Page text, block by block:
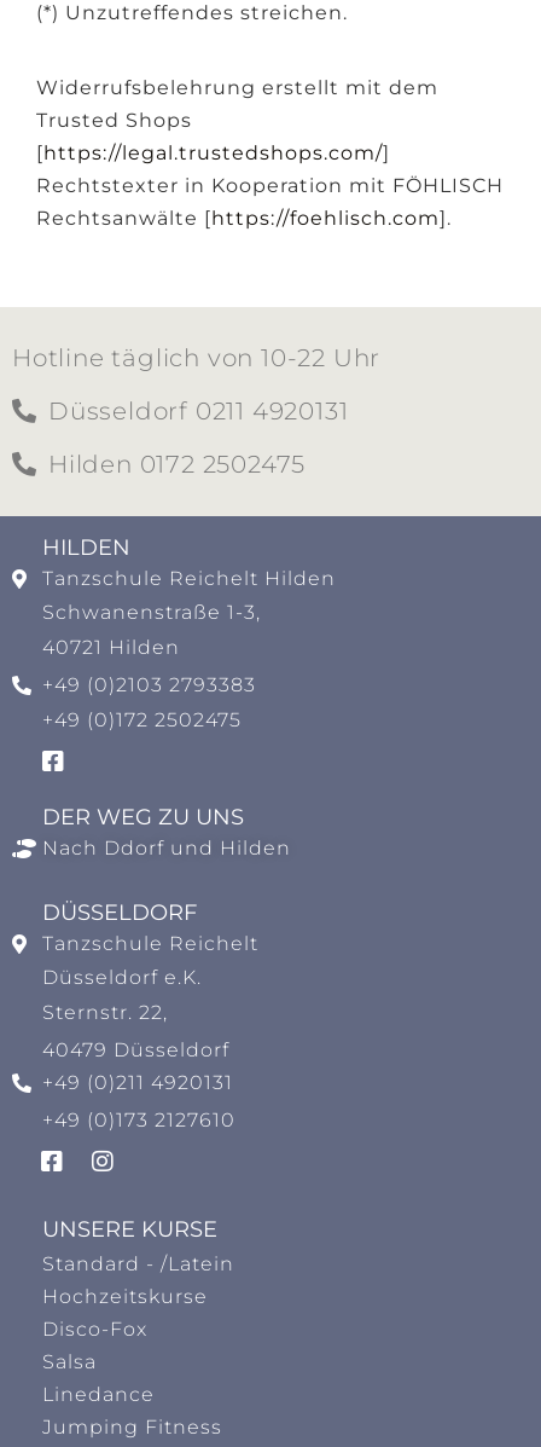
(*) Unzutreffendes streichen.
Widerrufsbelehrung erstellt mit dem
Trusted Shops
[https://legal.trustedshops.com/]
Rechtstexter in Kooperation mit FÖHLISCH
Rechtsanwälte [https://foehlisch.com].
Hotline täglich von 10-22 Uhr
Düsseldorf 0211 4920131
Hilden 0172 2502475
HILDEN​
Tanzschule Reichelt Hilden
Schwanenstraße 1-3,
40721 Hilden
+49 (0)2103 2793383
+49 (0)172 2502475
DER WEG ZU UNS
Nach Ddorf und Hilden
DÜSSELDORF
Tanzschule Reichelt
Düsseldorf e.K.
Sternstr. 22,
40479 Düsseldorf
+49 (0)211 4920131
+49 (0)173 2127610
UNSERE KURSE
Standard - /Latein
Hochzeitskurse
Disco-Fox
Salsa
Linedance
Jumping Fitness